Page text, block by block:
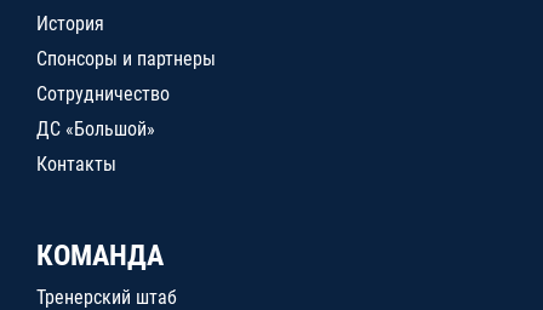
История
Спонсоры и партнеры
Сотрудничество
ДС «Большой»
Контакты
КОМАНДА
Тренерский штаб